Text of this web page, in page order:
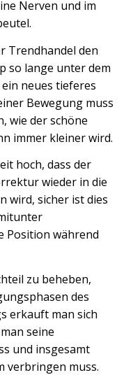
Nerven und im
Trendhandel den
so lange unter dem
neues tieferes
Bewegung muss
wie der schöne
immer kleiner wird.
hoch, dass der
wieder in die
wird, sicher ist dies
Position während
zu beheben,
des
erkauft man sich
seine
und insgesamt
verbringen muss.